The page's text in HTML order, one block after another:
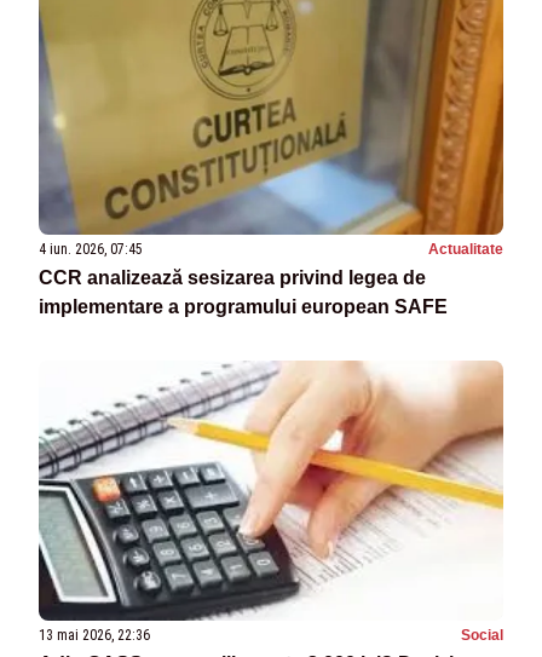
4 iun. 2026, 07:45 Actualitate
CCR analizează sesizarea privind legea de
implementare a programului european SAFE
13 mai 2026, 22:36 Social